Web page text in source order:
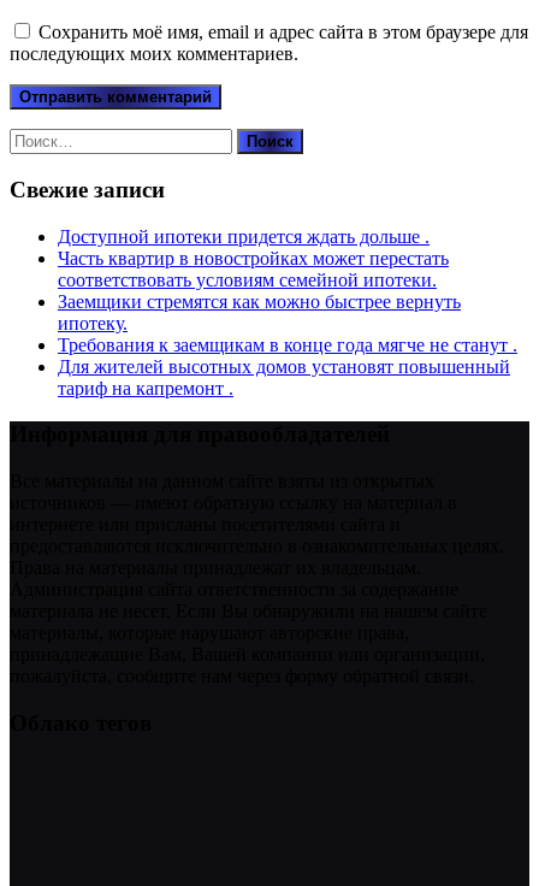
Сохранить моё имя, email и адрес сайта в этом браузере для
последующих моих комментариев.
Найти:
Свежие записи
Доступной ипотеки придется ждать дольше .
Часть квартир в новостройках может перестать
соответствовать условиям семейной ипотеки.
Заемщики стремятся как можно быстрее вернуть
ипотеку.
Требования к заемщикам в конце года мягче не станут .
Для жителей высотных домов установят повышенный
тариф на капремонт .